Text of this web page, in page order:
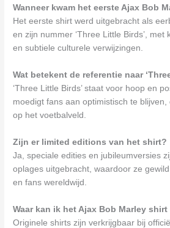
Wanneer kwam het eerste Ajax Bob
Het eerste shirt werd uitgebracht als
en zijn nummer ‘Three Little Birds’, met
en subtiele culturele verwijzingen.
Wat betekent de referentie naar
‘Three Little Birds’ staat voor hoop en
moedigt fans aan optimistisch te
op het voetbalveld.
Zijn er limited editions van het shirt?
Ja, speciale edities en jubileumversies
oplages uitgebracht, waardoor ze
en fans wereldwijd.
Waar kan ik het Ajax Bob Marley
Originele shirts zijn verkrijgbaar bij